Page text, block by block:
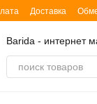
Доставка
Barida - интернет